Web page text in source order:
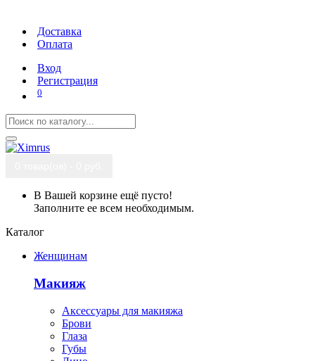
Доставка
Оплата
Вход
Регистрация
0
В Вашей корзине ещё пусто!
Заполните ее всем необходимым.
Каталог
Женщинам
Макияж
Аксессуары для макияжа
Брови
Глаза
Губы